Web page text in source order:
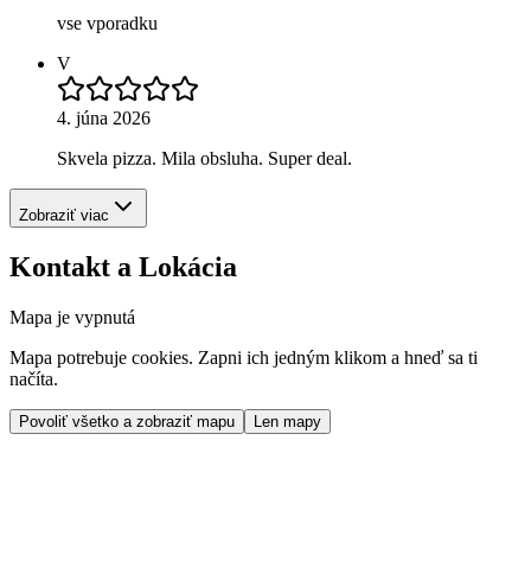
vse vporadku
V
4. júna 2026
Skvela pizza. Mila obsluha. Super deal.
Zobraziť viac
Kontakt a Lokácia
Mapa je vypnutá
Mapa potrebuje cookies. Zapni ich jedným klikom a hneď sa ti
načíta.
Povoliť všetko a zobraziť mapu Len mapy